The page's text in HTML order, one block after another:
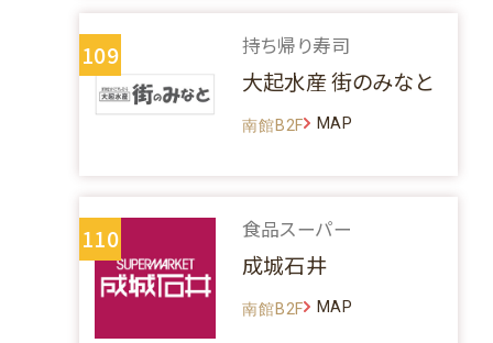
109 持ち帰り寿司
大起水産 街のみなと
南館B2F MAP
110 食品スーパー
成城石井
南館B2F MAP